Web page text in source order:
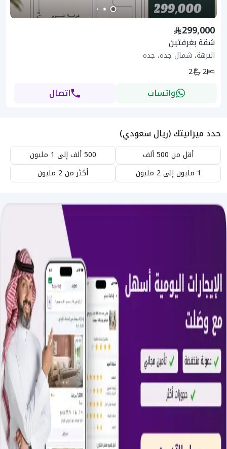
299,000
شقة بغرفتين
النزهة، شمال جدة، جدة
2
2
واتساب اتصال
حدد ميزانيتك (ريال سعودي)
أقل من 500 ألف
500 ألف إلى 1 مليون
1 مليون إلى 2 مليون
أكثر من 2 مليون